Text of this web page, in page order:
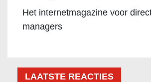
Het internetmagazine voor
managers
LAATSTE REACTIES